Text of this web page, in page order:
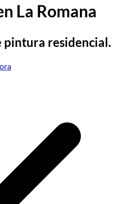
La Romana
pintura residencial.